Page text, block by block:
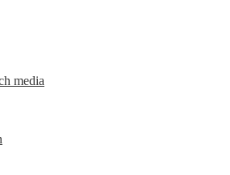
media